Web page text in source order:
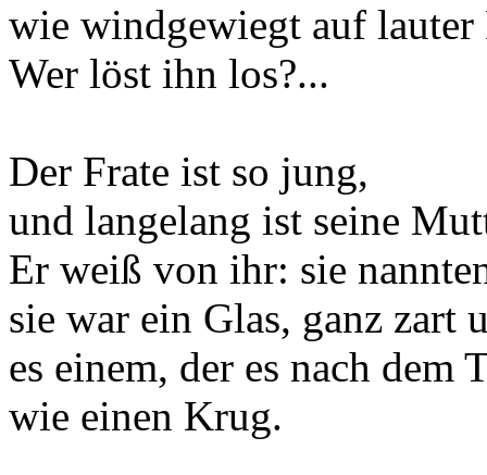
wie windgewiegt auf lauter
Wer löst ihn los?...
Der Frate ist so jung,
und langelang ist seine
Er weiß von ihr: sie
sie war ein Glas, ganz zart
es einem, der es nach dem
wie einen Krug.